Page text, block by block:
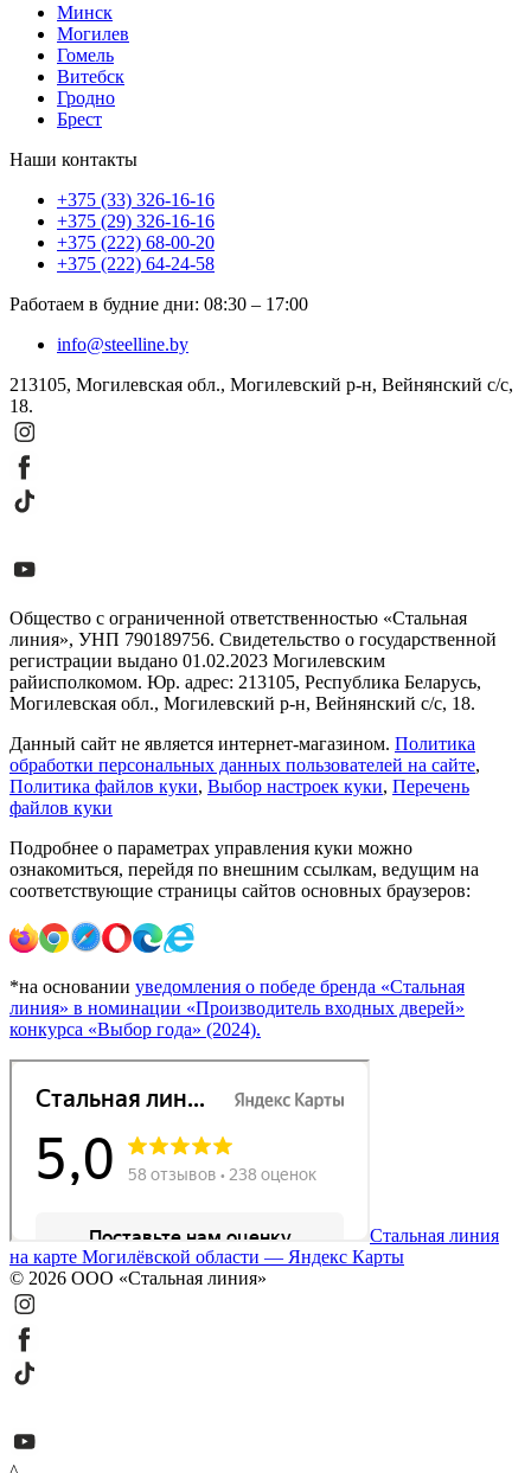
Минск
Могилев
Гомель
Витебск
Гродно
Брест
Наши контакты
+375 (33) 326-16-16
+375 (29) 326-16-16
+375 (222) 68-00-20
+375 (222) 64-24-58
Работаем в будние дни: 08:30 – 17:00
info@steelline.by
213105, Могилевская обл., Могилевский р-н, Вейнянский с/с,
18.
Общество с ограниченной ответственностью «Стальная
линия», УНП 790189756. Свидетельство о государственной
регистрации выдано 01.02.2023 Могилевским
райисполкомом. Юр. адрес: 213105, Республика Беларусь,
Могилевская обл., Могилевский р-н, Вейнянский с/с, 18.
Данный сайт не является интернет-магазином. Политика
обработки персональных данных пользователей на сайте,
Политика файлов куки, Выбор настроек куки, Перечень
файлов куки
Подробнее о параметрах управления куки можно
ознакомиться, перейдя по внешним ссылкам, ведущим на
соответствующие страницы сайтов основных браузеров:
*на основании уведомления о победе бренда «Стальная
линия» в номинации «Производитель входных дверей»
конкурса «Выбор года» (2024).
Стальная линия
на карте Могилёвской области — Яндекс Карты
© 2026 ООО «Стальная линия»